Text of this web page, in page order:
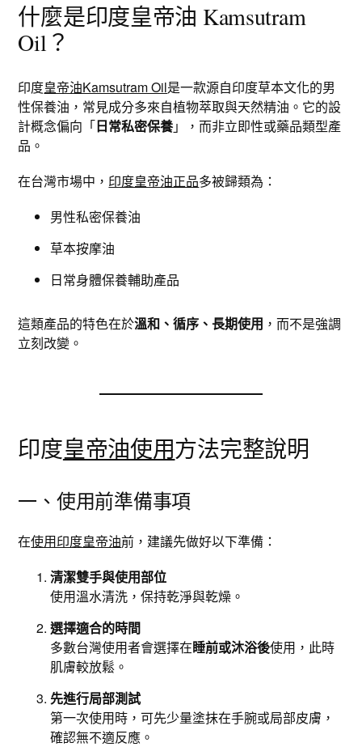
什麼是印度皇帝油 Kamsutram
Oil？
印度皇帝油Kamsutram Oil是一款源自印度草本文化的男
性保養油，常見成分多來自植物萃取與天然精油。它的設
計概念偏向「日常私密保養」，而非立即性或藥品類型產
品。
在台灣市場中， 印度皇帝油正品多被歸類為：
男性私密保養油
草本按摩油
日常身體保養輔助產品
這類產品的特色在於溫和、循序、長期使用 ，而不是強調
立刻改變。
印度皇帝油使用方法完整說明
一、使用前準備事項
在使用印度皇帝油前，建議先做好以下準備：
清潔雙手與使用部位
使用溫水清洗，保持乾淨與乾燥。
選擇適合的時間
多數台灣使用者會選擇在睡前或沐浴後使用，此時
肌膚較放鬆。
先進行局部測試
第一次使用時，可先少量塗抹在手腕或局部皮膚，
確認無不適反應。